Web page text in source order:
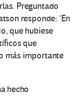
Preguntado
responde: ‘En
que hubiese
que
más importante
hecho